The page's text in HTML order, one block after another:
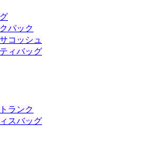
パック
コッシュ
ィバッグ
ランク
スバッグ